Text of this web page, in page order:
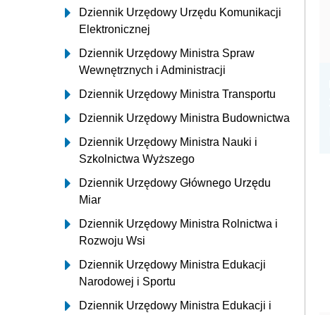
Dziennik Urzędowy Urzędu Komunikacji
Elektronicznej
Dziennik Urzędowy Ministra Spraw
Wewnętrznych i Administracji
Dziennik Urzędowy Ministra Transportu
Dziennik Urzędowy Ministra Budownictwa
Dziennik Urzędowy Ministra Nauki i
Szkolnictwa Wyższego
Dziennik Urzędowy Głównego Urzędu
Miar
Dziennik Urzędowy Ministra Rolnictwa i
Rozwoju Wsi
Dziennik Urzędowy Ministra Edukacji
Narodowej i Sportu
Dziennik Urzędowy Ministra Edukacji i